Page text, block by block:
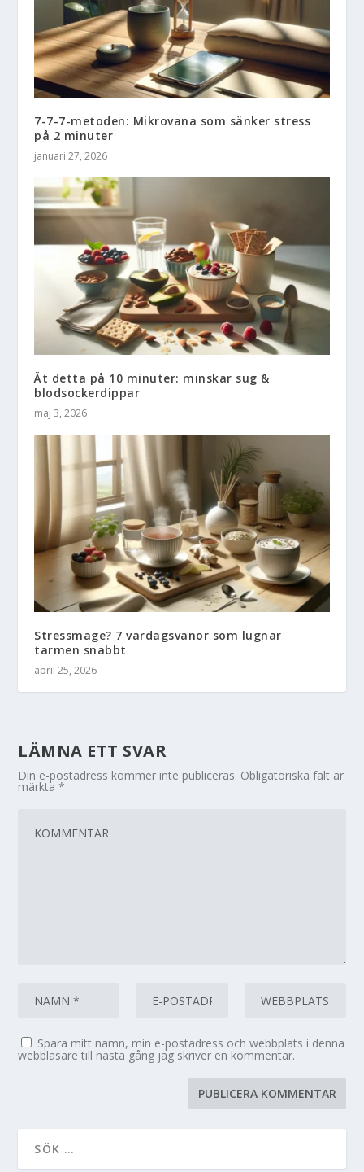
7-7-7-metoden: Mikrovana som sänker stress
på 2 minuter
januari 27, 2026
Ät detta på 10 minuter: minskar sug &
blodsockerdippar
maj 3, 2026
Stressmage? 7 vardagsvanor som lugnar
tarmen snabbt
april 25, 2026
LÄMNA ETT SVAR
Din e-postadress kommer inte publiceras. Obligatoriska fält är
märkta*
Spara mitt namn, min e-postadress och webbplats i denna
webbläsare till nästa gång jag skriver en kommentar.